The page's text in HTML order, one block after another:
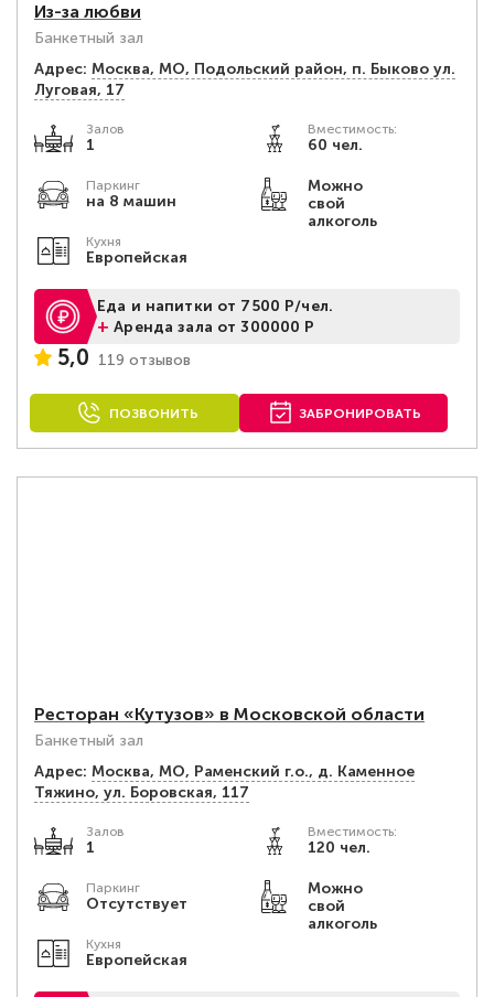
Из-за любви
Банкетный зал
Адрес: Москва, МО, Подольский район, п. Быково ул.
Луговая, 17
Залов
1
Вместимость:
60 чел.
Паркинг
на 8 машин
Можно
свой
алкоголь
Кухня
Европейская
Еда и напитки от 7500 Р/чел.
+Аренда зала от 300000 Р
5,0 119 отзывов
ПОЗВОНИТЬ ЗАБРОНИРОВАТЬ
Ресторан «Кутузов» в Московской области
Банкетный зал
Адрес: Москва, МО, Раменский г.о., д. Каменное
Тяжино, ул. Боровская, 117
Залов
1
Вместимость:
120 чел.
Паркинг
Отсутствует
Можно
свой
алкоголь
Кухня
Европейская